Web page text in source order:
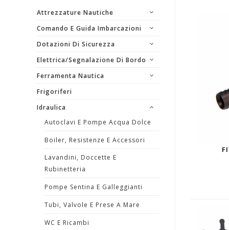
Attrezzature Nautiche
Comando E Guida Imbarcazioni
Dotazioni Di Sicurezza
Elettrica/segnalazione Di Bordo
Ferramenta Nautica
Frigoriferi
Idraulica
Autoclavi E Pompe Acqua Dolce
Boiler, Resistenze E Accessori
Lavandini, Doccette E
Rubinetteria
Pompe Sentina E Galleggianti
Tubi, Valvole E Prese A Mare
WC E Ricambi